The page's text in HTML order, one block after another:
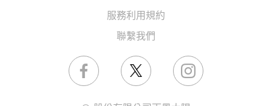
服務利用規約
聯繫我們